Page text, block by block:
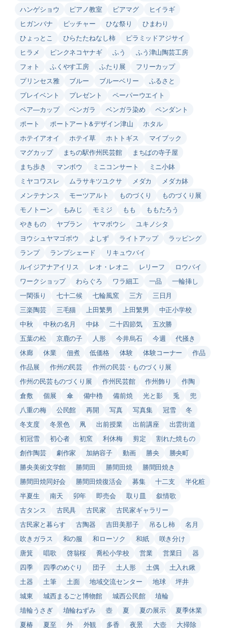
ハンゲショウ
ピアノ教室 ビアマグ
ヒイラギ
ヒガンバナ
ピッチャー ひな祭り
ひまわり
ひょっとこ
ひらたたねなし柿
ピラミッドアジサイ
ヒラメ
ピンクネコヤナギ ふう
ふう津山陶芸工房
フォト
ふくやす工房 ふたり展
フリーカップ
プリンセス雅
ブルー ブルーベリー
ふるさと
プレイベント
プレゼント
ペーパーウエイト
ペア―カップ
ベンガラ ベンガラ染め
ペンダント
ポート
ポートアート&デザイン津山
ホタル
ホテイアオイ
ホテイ草 ホトトギス
マイブック
マグカップ
まちの駅作州民芸館
まちばの寺子屋
まち歩き
マンボウ ミニコンサート
ミニ小鉢
ミヤコワスレ
ムラサキツユクサ メダカ
メダカ鉢
メンテナンス
モーツアルト ものづくり
ものづくり展
モノトーン
もみじ モミジ もも
ももたろう
やきもの
ヤブラン ヤマボウシ
ユキノシタ
ヨウシュヤマゴボウ
よしず ライトアップ
ラッピング
ランプ
ランプシェード
リキュウバイ
ルイジアナアイリス
レオ・レオニ レリーフ
ロウバイ
ワークショップ
わらぐろ ワラ細工 一品
一輪挿し
一閑張り
七十二候 七輪風窯 三方
三日月
三楽陶芸
三毛猫 上田繁男 上田繁男
中正小学校
中秋
中秋の名月 中鉢 二十四節気
五次勝
五葉の松
京鹿の子 人形 今井烏石 今週
代掻き
休廊
休業 佃煮 低価格 体験 体験コーナー
作品
作品展
作州の民芸
作州の民芸・ものづくり展
作州の民芸ものづくり展
作州民芸館 作州飾り
作陶
倉敷
個展 傘 備中櫓 備前焼 光と影 兎
兜
八重の梅
公民館 再開 写真 写真集 冠雪
冬
冬支度
冬景色 凧 出前授業 出前講座
出雲街道
初冠雪
初心者 初窯 利休梅 剪定
割れた焼もの
創作陶芸
劇作家 加納容子 動画 勝央
勝央町
勝央美術文学館
勝間田 勝間田焼
勝間田焼き
勝間田焼同好会
勝間田焼復活会 募集 十二支
半化粧
半夏生
南天 卯年 即売会 取り皿
叙情歌
古タンス
古民具 古民家
古民家ギャラリー
古民家と暮らす
古陶器 吉田美那子 吊るし柿
名月
吹きガラス
和の服 和ローソク 和紙
咲き分け
唐箕
唱歌 啓翁桜 喬松小学校 営業 営業日
器
四季
四季のめぐり 団子 土人形 土偶
土入れ鍬
土器
土筆 土面 地域交流センター 地球
坪井
城東
城西まるごと博物館 城西公民館
埴輪
埴輪うさぎ
埴輪ねずみ 壺 夏 夏の展示
夏季休業
夏椿
夏至 外 外観 多香 夜景 大壺 大掃除